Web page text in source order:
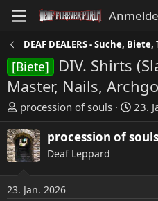
DEAF DEALERS - Suche,
[Biete]
DIV. Shirts
Master, Nails,
E
r
s
t
e
l
procession of souls
E
r
s
l
23.
procession of souls
Deaf Leppard
23. Jan. 2026